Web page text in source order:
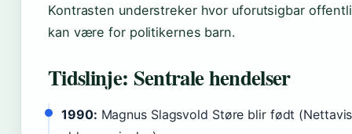
Kontrasten understreker hvor uforutsigbar
kan være for politikernes barn.
Tidslinje: Sentrale hendelser
1990: Magnus Slagsvold Støre blir født